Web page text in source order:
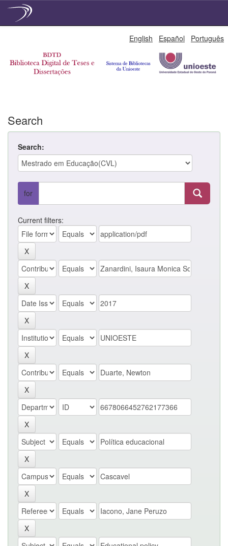
English Español Português
Search
Search:
for
Current filters: